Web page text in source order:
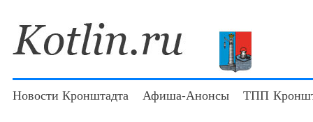
Новости Кронштадта Афиша-Анонсы ТПП